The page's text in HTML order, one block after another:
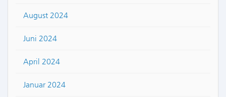
August 2024
Juni 2024
April 2024
Januar 2024